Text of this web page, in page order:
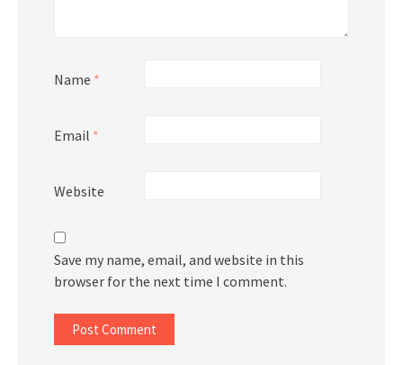
Name *
Email *
Website
Save my name, email, and website in this
browser for the next time I comment.